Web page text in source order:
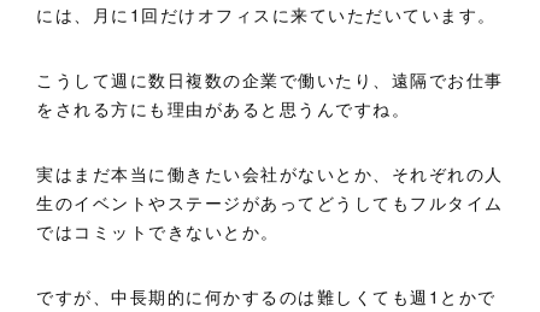
には、月に1回だけオフィスに来ていただいています。
こうして週に数日複数の企業で働いたり、遠隔でお仕事
をされる方にも理由があると思うんですね。
実はまだ本当に働きたい会社がないとか、それぞれの人
生のイベントやステージがあってどうしてもフルタイム
ではコミットできないとか。
ですが、中長期的に何かするのは難しくても週1とかで